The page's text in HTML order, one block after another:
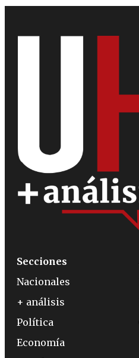
Secciones
Nacionales
+ análisis
Política
Economía